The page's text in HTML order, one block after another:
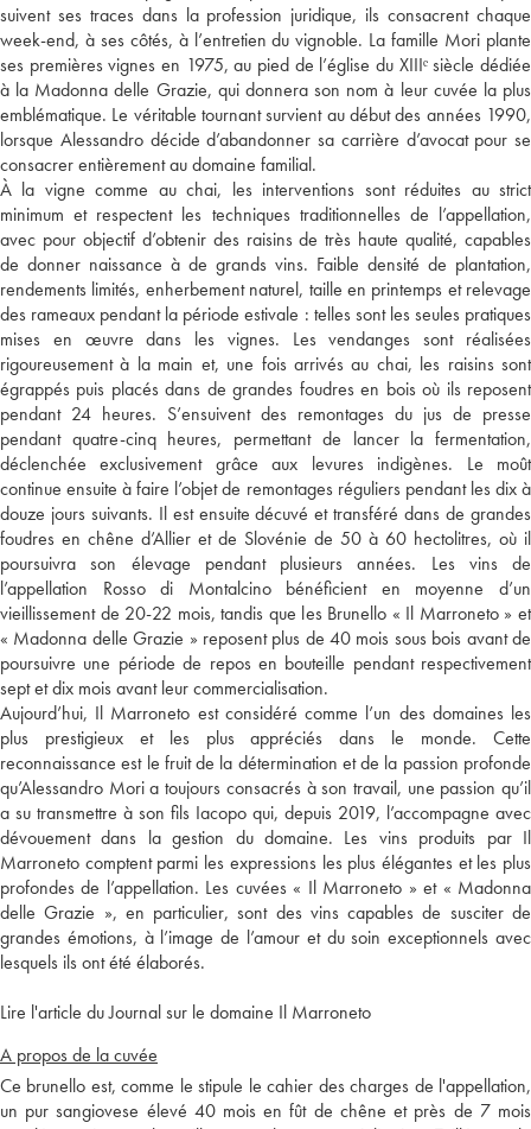
suivent ses traces dans la profession juridique, ils consacrent chaque
week-end, à ses côtés, à l’entretien du vignoble. La famille Mori plante
ses premières vignes en 1975, au pied de l’église du XIIIᵉ siècle dédiée
à la Madonna delle Grazie, qui donnera son nom à leur cuvée la plus
emblématique. Le véritable tournant survient au début des années 1990,
lorsque Alessandro décide d’abandonner sa carrière d’avocat pour se
consacrer entièrement au domaine familial.
À la vigne comme au chai, les interventions sont réduites au strict
minimum et respectent les techniques traditionnelles de l’appellation,
avec pour objectif d’obtenir des raisins de très haute qualité, capables
de donner naissance à de grands vins. Faible densité de plantation,
rendements limités, enherbement naturel, taille en printemps et relevage
des rameaux pendant la période estivale : telles sont les seules pratiques
mises en œuvre dans les vignes. Les vendanges sont réalisées
rigoureusement à la main et, une fois arrivés au chai, les raisins sont
égrappés puis placés dans de grandes foudres en bois où ils reposent
pendant 24 heures. S’ensuivent des remontages du jus de presse
pendant quatre-cinq heures, permettant de lancer la fermentation,
déclenchée exclusivement grâce aux levures indigènes. Le moût
continue ensuite à faire l’objet de remontages réguliers pendant les dix à
douze jours suivants. Il est ensuite décuvé et transféré dans de grandes
foudres en chêne d’Allier et de Slovénie de 50 à 60 hectolitres, où il
poursuivra son élevage pendant plusieurs années. Les vins de
l’appellation Rosso di Montalcino bénéficient en moyenne d’un
vieillissement de 20-22 mois, tandis que les Brunello « Il Marroneto » et
« Madonna delle Grazie » reposent plus de 40 mois sous bois avant de
poursuivre une période de repos en bouteille pendant respectivement
sept et dix mois avant leur commercialisation.
Aujourd’hui, Il Marroneto est considéré comme l’un des domaines les
plus prestigieux et les plus appréciés dans le monde. Cette
reconnaissance est le fruit de la détermination et de la passion profonde
qu’Alessandro Mori a toujours consacrés à son travail, une passion qu’il
a su transmettre à son fils Iacopo qui, depuis 2019, l’accompagne avec
dévouement dans la gestion du domaine. Les vins produits par Il
Marroneto comptent parmi les expressions les plus élégantes et les plus
profondes de l’appellation. Les cuvées « Il Marroneto » et « Madonna
delle Grazie », en particulier, sont des vins capables de susciter de
grandes émotions, à l’image de l’amour et du soin exceptionnels avec
lesquels ils ont été élaborés.
Lire l'article du Journal sur le domaine Il Marroneto
A propos de la cuvée
Ce brunello est, comme le stipule le cahier des charges de l'appellation,
un pur sangiovese élevé 40 mois en fût de chêne et près de 7 mois